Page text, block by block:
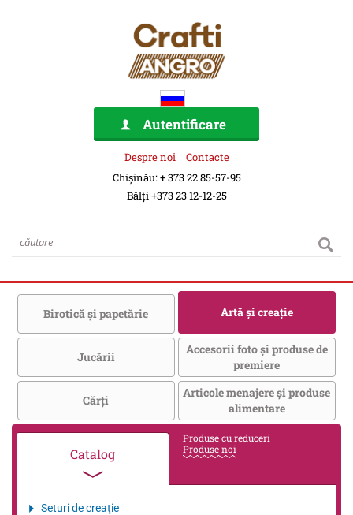
Autentificare
Despre noi
Contacte
Chișinău: + 373 22 85-57-95
Bălți +373 23 12-12-25
Birotică şi papetărie Artă şi creaţie
Jucării
Accesorii foto şi produse de
premiere
Cărţi
Articole menajere și produse
alimentare
Catalog
Produse cu reduceri
Produse noi
Seturi de creaţie